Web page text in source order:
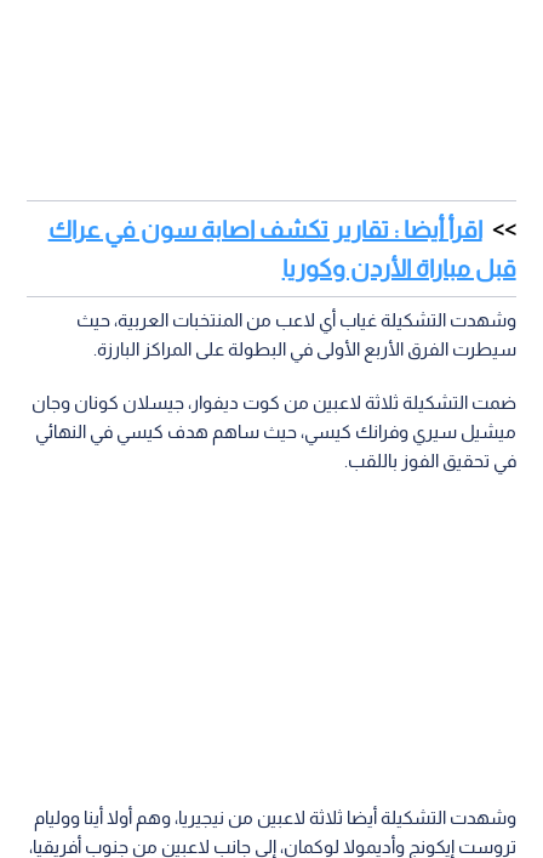
اقرأ أيضا : تقارير تكشف اصابة سون في عراك
قبل مباراة الأردن وكوريا
وشهدت التشكيلة غياب أي لاعب من المنتخبات العربية، حيث
سيطرت الفرق الأربع الأولى في البطولة على المراكز البارزة.
ضمت التشكيلة ثلاثة لاعبين من كوت ديفوار، جيسلان كونان وجان
ميشيل سيري وفرانك كيسي، حيث ساهم هدف كيسي في النهائي
في تحقيق الفوز باللقب.
وشهدت التشكيلة أيضا ثلاثة لاعبين من نيجيريا، وهم أولا أينا ووليام
تروست إيكونج وأديمولا لوكمان، إلى جانب لاعبين من جنوب أفريقيا،